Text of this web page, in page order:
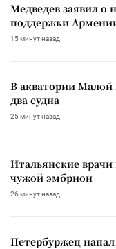
Медведев заявил о
поддержки
15 минут назад
В акватории Малой
два судна
25 минут назад
Итальянские
чужой эмбрион
26 минут назад
Петербуржец